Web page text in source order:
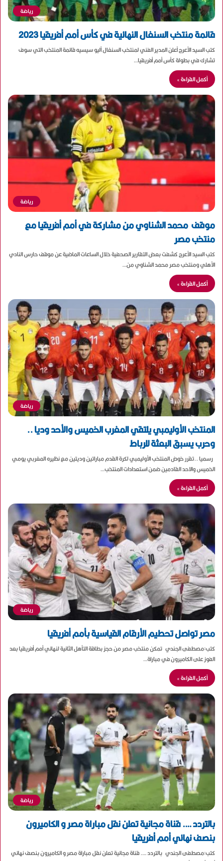
رياضة
قائمة منتخب السنغال النهائية في كأس أمم أفريقيا 2023
كتب السيد الأعرج أعلن المدير الفني لمنتخب السنغال أليو سيسيه قائمة المنتخب التي سوف
تشارك في بطولة كأس أمم أفريقيا…
أكمل القراءة »
رياضة
موقف محمد الشناوي من مشاركة في أمم أفريقيا مع
منتخب مصر
كتب السيد الأعرج كشفت بعض التقارير الصحفية خلال الساعات الماضية عن موقف حارس النادي
الأهلي ومنتخب مصر محمد الشناوي من…
أكمل القراءة »
رياضة
المنتخب الأوليمبي يلتقي المغرب الخميس والأحد وديا ..
وحرب يسبق البعثة للرباط
رسميا ..تقرر خوض المنتخب الأوليمبي لكرة القدم مباراتين وديتين مع نظيره المغربي يومي
الخميس والاحد القادمين ضمن استعدادات المنتخب…
أكمل القراءة »
رياضة
مصر تواصل تحطيم الأرقام القياسية بأمم أفريقيا
كتب:مصطفى الجندي تمكن منتخب مصر من حجز بطاقة التأهل الثانية لنهائي أمم أفريقيا بعد
الفوز على الكاميرون في مباراة…
أكمل القراءة »
رياضة
بالتردد …. قناة مجانية تعلن نقل مباراة مصر و الكاميرون
بنصف نهائي أمم أفريقيا
كتب:مصطفى الجندي بالتردد …. قناة مجانية تعلن نقل مباراة مصر و الكاميرون بنصف نهائي